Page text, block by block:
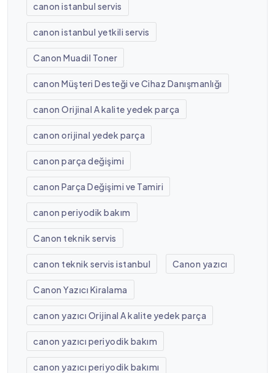
canon istanbul servis
canon istanbul yetkili servis
Canon Muadil Toner
canon Müşteri Desteği ve Cihaz Danışmanlığı
canon Orijinal A kalite yedek parça
canon orijinal yedek parça
canon parça değişimi
canon Parça Değişimi ve Tamiri
canon periyodik bakım
Canon teknik servis
canon teknik servis istanbul Canon yazıcı
Canon Yazıcı Kiralama
canon yazıcı Orijinal A kalite yedek parça
canon yazıcı periyodik bakım
canon yazıcı periyodik bakımı